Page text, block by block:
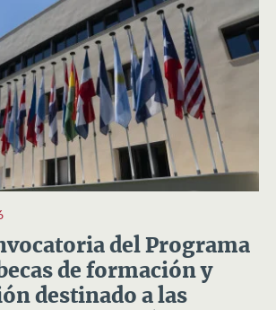
del Programa
de formación y
destinado a las